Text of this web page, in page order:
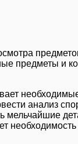
предметы и
анализ